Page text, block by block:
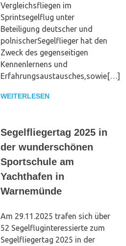
Vergleichsfliegen im
Sprintsegelflug unter
Beteiligung deutscher und
polnischerSegelflieger hat den
Zweck des gegenseitigen
Kennenlernens und
Erfahrungsaustausches,sowie[…]
WEITERLESEN
Segelfliegertag 2025 in
der wunderschönen
Sportschule am
Yachthafen in
Warnemünde
Am 29.11.2025 trafen sich über
52 Segelfluginteressierte zum
Segelfliegertag 2025 in der